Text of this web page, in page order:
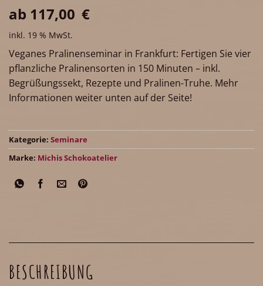
ab 117,00 €
inkl. 19 % MwSt.
Veganes Pralinenseminar in Frankfurt: Fertigen Sie vier
pflanzliche Pralinensorten in 150 Minuten – inkl.
Begrüßungssekt, Rezepte und Pralinen-Truhe. Mehr
Informationen weiter unten auf der Seite!
Kategorie: Seminare
Marke: Michis Schokoatelier
BESCHREIBUNG